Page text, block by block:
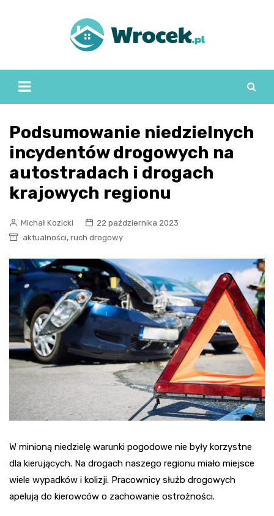
Podsumowanie niedzielnych
incydentów drogowych na
autostradach i drogach
krajowych regionu
Michał Kozicki
22 października 2023
aktualności, ruch drogowy
W minioną niedzielę warunki pogodowe nie były korzystne
dla kierujących. Na drogach naszego regionu miało miejsce
wiele wypadków i kolizji. Pracownicy służb drogowych
apelują do kierowców o zachowanie ostrożności.